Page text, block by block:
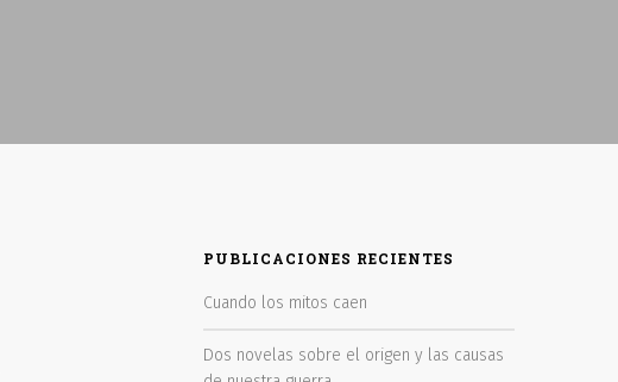
PUBLICACIONES RECIENTES
Cuando los mitos caen
Dos novelas sobre el origen y las causas